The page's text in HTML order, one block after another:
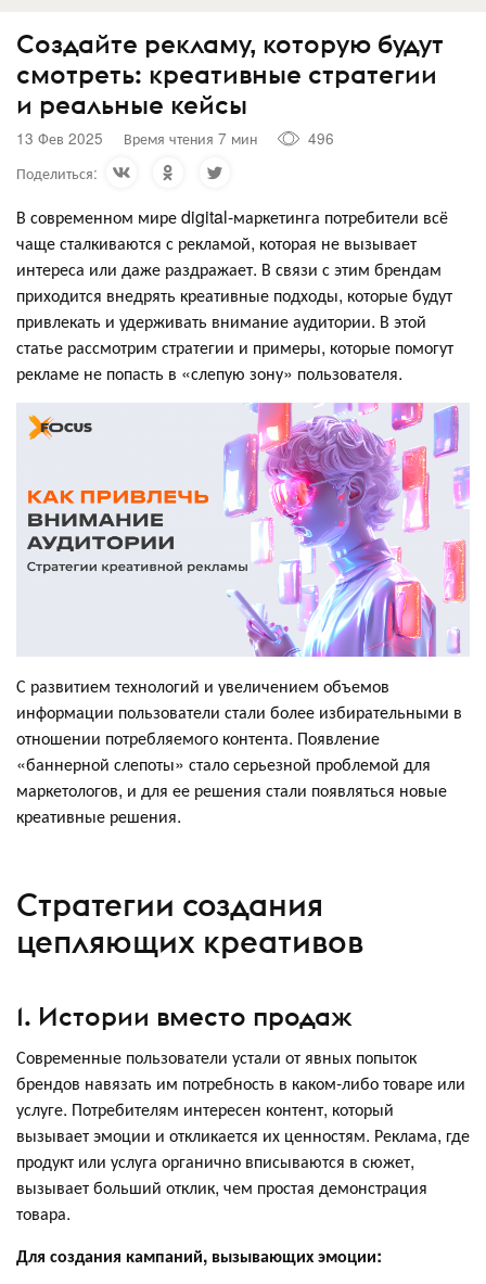
Создайте рекламу, которую будут
смотреть: креативные стратегии
и реальные кейсы
13 Фев 2025 Время чтения 7 мин
496
Поделиться:
В современном мире digital-маркетинга потребители всё
чаще сталкиваются с рекламой, которая не вызывает
интереса или даже раздражает. В связи с этим брендам
приходится внедрять креативные подходы, которые будут
привлекать и удерживать внимание аудитории. В этой
статье рассмотрим стратегии и примеры, которые помогут
рекламе не попасть в «слепую зону» пользователя.
С развитием технологий и увеличением объемов
информации пользователи стали более избирательными в
отношении потребляемого контента. Появление
«баннерной слепоты» стало серьезной проблемой для
маркетологов, и для ее решения стали появляться новые
креативные решения.
Стратегии создания
цепляющих креативов
1. Истории вместо продаж
Современные пользователи устали от явных попыток
брендов навязать им потребность в каком-либо товаре или
услуге. Потребителям интересен контент, который
вызывает эмоции и откликается их ценностям. Реклама, где
продукт или услуга органично вписываются в сюжет,
вызывает больший отклик, чем простая демонстрация
товара.
Для создания кампаний, вызывающих эмоции: